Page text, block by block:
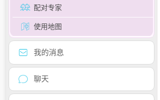
配对专家
使用地图
我的消息
聊天